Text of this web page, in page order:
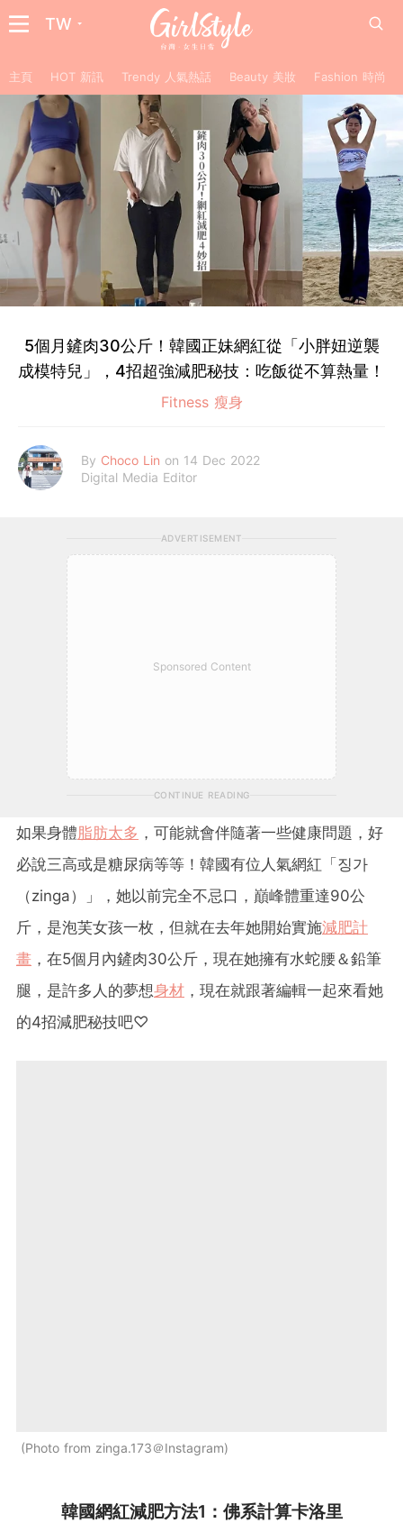
TW
主頁 HOT 新訊 Trendy 人氣熱話 Beauty 美妝 Fashion 時尚
5個月鏟肉30公斤！韓國正妹網紅從「小胖妞逆襲
成模特兒」，4招超強減肥秘技：吃飯從不算熱量！
Fitness 瘦身
By Choco Lin on 14 Dec 2022
Digital Media Editor
ADVERTISEMENT
Sponsored Content
CONTINUE READING
如果身體脂肪太多 ，可能就會伴隨著一些健康問題，好
必說三高或是糖尿病等等！韓國有位人氣網紅「징가
（zinga）」，她以前完全不忌口，巔峰體重達90公
斤，是泡芙女孩一枚，但就在去年她開始實施減肥計
畫 ，在5個月內鏟肉30公斤，現在她擁有水蛇腰＆鉛筆
腿，是許多人的夢想身材 ，現在就跟著編輯一起來看她
的4招減肥秘技吧♡
Photo from zinga.173＠Instagram
韓國網紅減肥方法1：佛系計算卡洛里